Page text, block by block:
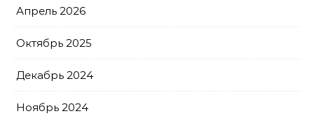
Апрель 2026
Октябрь 2025
Декабрь 2024
Ноябрь 2024